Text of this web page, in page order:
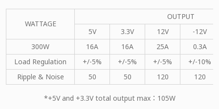
WATTAGE
OUTPUT
5V
3.3V 12V
-12V
300W
16A 16A 25A
0.3A
Load Regulation
+/-5% +/-5% +/-5%
+/-10%
Ripple & Noise
50 50 120 120
*+5V and +3.3V total output max：105W